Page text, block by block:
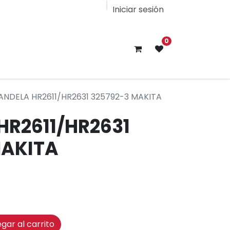
Iniciar sesión
0
HR2611/HR2631 325792-3 MAKITA
HR2631
al carrito